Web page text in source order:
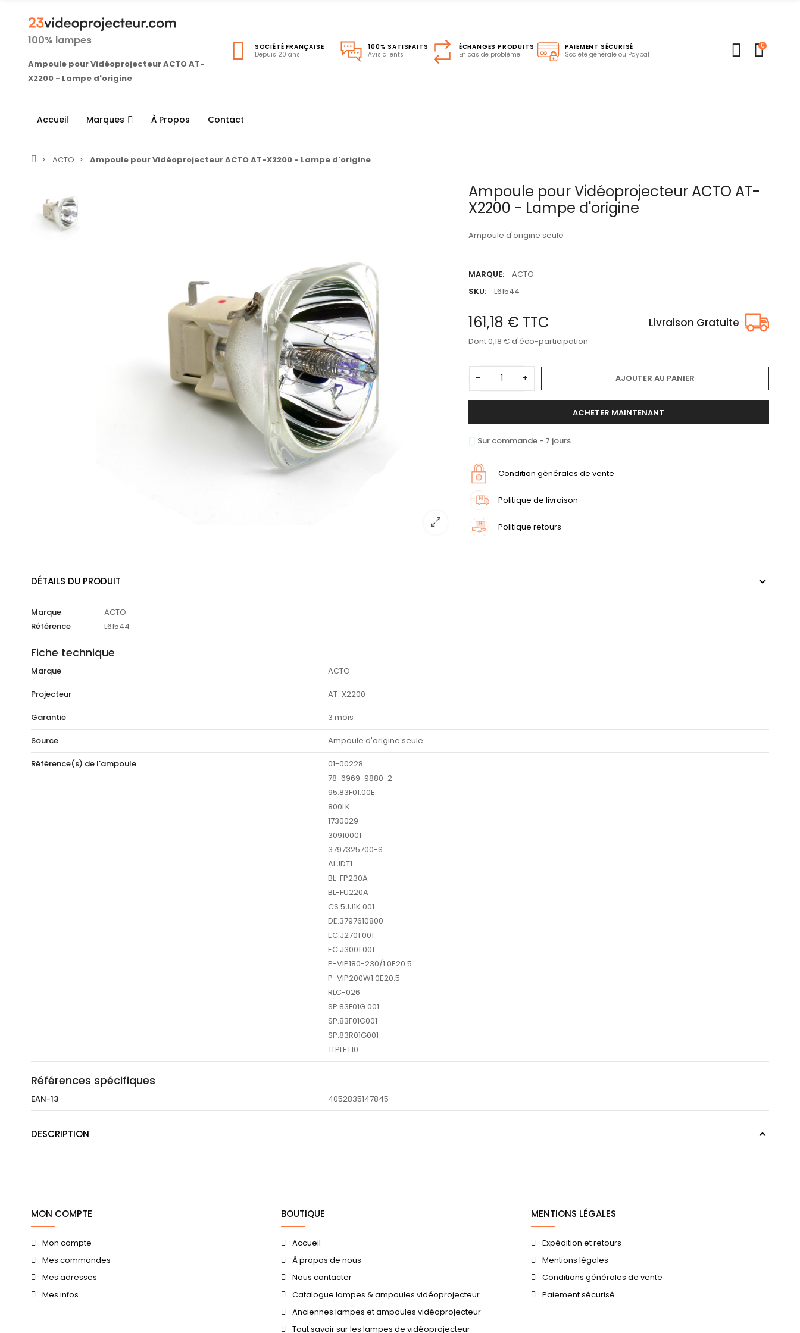
100% lampes
Ampoule pour Vidéoprojecteur ACTO AT-
X2200 - Lampe d'origine
SOCIÉTÉ FRANÇAISE
Depuis 20 ans
100% SATISFAITS
Avis clients
ÉCHANGES PRODUITS
En cas de problème
PAIEMENT SÉCURISÉ
Société générale ou Paypal
0
Accueil Marques À Propos Contact
ACTO Ampoule pour Vidéoprojecteur ACTO AT-X2200 - Lampe d'origine
Ampoule pour Vidéoprojecteur ACTO AT-
X2200 - Lampe d'origine
Ampoule d'origine seule
MARQUE:
ACTO
SKU:
L61544
161,18 € TTC Livraison Gratuite
Dont 0,18 € d'éco-participation
- + AJOUTER AU PANIER
ACHETER MAINTENANT
Sur commande - 7 jours
Condition générales de vente
Politique de livraison
Politique retours
DESCRIPTION
DÉTAILS DU PRODUIT
Marque
ACTO
Référence
L61544
Fiche technique
Marque ACTO
Projecteur AT-X2200
Garantie 3 mois
Source Ampoule d'origine seule
Référence(s) de l'ampoule
01-00228
78-6969-9880-2
95.83F01.00E
800LK
1730029
30910001
3797325700-S
ALJDT1
BL-FP230A
BL-FU220A
CS.5JJ1K.001
DE.3797610800
EC.J2701.001
EC.J3001.001
P-VIP180-230/1.0E20.5
P-VIP200W1.0E20.5
RLC-026
SP.83F01G.001
SP.83F01G001
SP.83R01G001
TLPLET10
Références spécifiques
EAN-13 4052835147845
MON COMPTE
Mon compte
Mes commandes
Mes adresses
Mes infos
BOUTIQUE
Accueil
À propos de nous
Nous contacter
Catalogue lampes & ampoules vidéoprojecteur
Anciennes lampes et ampoules vidéoprojecteur
Tout savoir sur les lampes de vidéoprojecteur
MENTIONS LÉGALES
Expédition et retours
Mentions légales
Conditions générales de vente
Paiement sécurisé